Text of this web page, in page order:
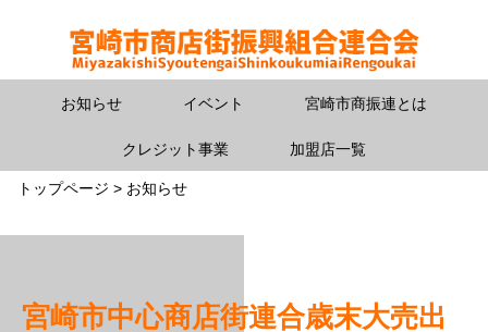
お知らせ イベント 宮崎市商振連とは
クレジット事業 加盟店一覧
トップページ > お知らせ
宮崎市中心商店街連合歳末大売出